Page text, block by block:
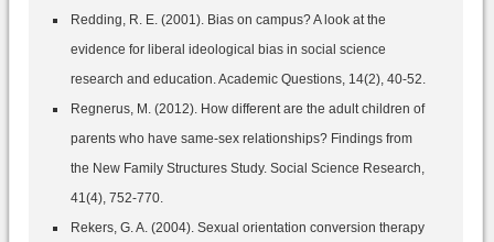
Redding, R. E. (2001). Bias on campus? A look at the
evidence for liberal ideological bias in social science
research and education. Academic Questions, 14(2), 40-52.
Regnerus, M. (2012). How different are the adult children of
parents who have same-sex relationships? Findings from
the New Family Structures Study. Social Science Research,
41(4), 752-770.
Rekers, G. A. (2004). Sexual orientation conversion therapy